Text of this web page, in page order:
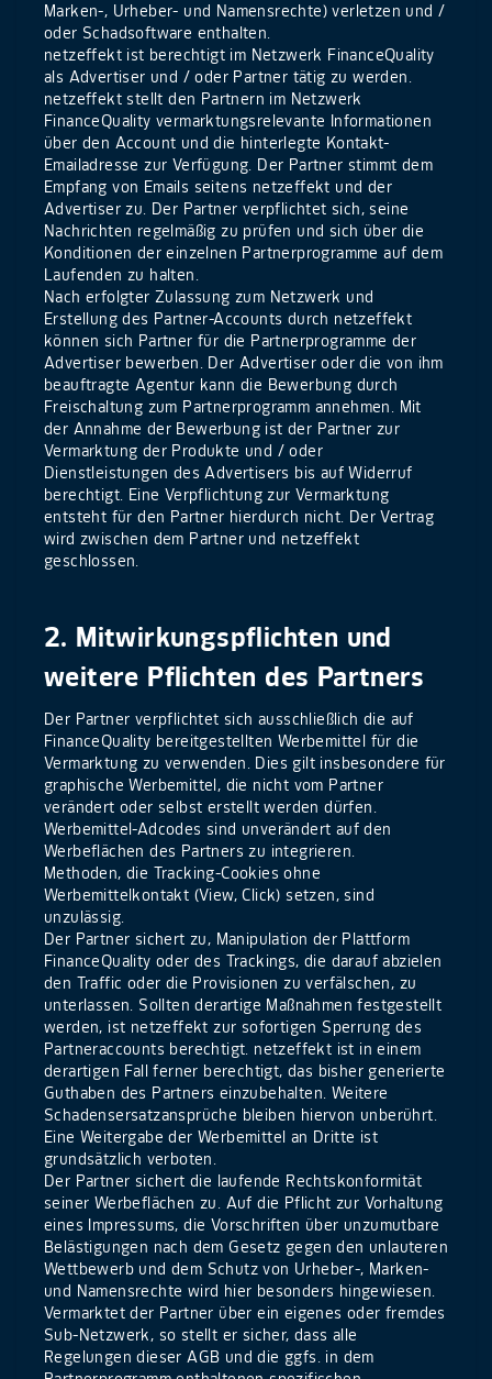
Marken-, Urheber- und Namensrechte) verletzen und /
oder Schadsoftware enthalten.
netzeffekt ist berechtigt im Netzwerk FinanceQuality
als Advertiser und / oder Partner tätig zu werden.
netzeffekt stellt den Partnern im Netzwerk
FinanceQuality vermarktungsrelevante Informationen
über den Account und die hinterlegte Kontakt-
Emailadresse zur Verfügung. Der Partner stimmt dem
Empfang von Emails seitens netzeffekt und der
Advertiser zu. Der Partner verpflichtet sich, seine
Nachrichten regelmäßig zu prüfen und sich über die
Konditionen der einzelnen Partnerprogramme auf dem
Laufenden zu halten.
Nach erfolgter Zulassung zum Netzwerk und
Erstellung des Partner-Accounts durch netzeffekt
können sich Partner für die Partnerprogramme der
Advertiser bewerben. Der Advertiser oder die von ihm
beauftragte Agentur kann die Bewerbung durch
Freischaltung zum Partnerprogramm annehmen. Mit
der Annahme der Bewerbung ist der Partner zur
Vermarktung der Produkte und / oder
Dienstleistungen des Advertisers bis auf Widerruf
berechtigt. Eine Verpflichtung zur Vermarktung
entsteht für den Partner hierdurch nicht. Der Vertrag
wird zwischen dem Partner und netzeffekt
geschlossen.
2. Mitwirkungspflichten und
weitere Pflichten des Partners
Der Partner verpflichtet sich ausschließlich die auf
FinanceQuality bereitgestellten Werbemittel für die
Vermarktung zu verwenden. Dies gilt insbesondere für
graphische Werbemittel, die nicht vom Partner
verändert oder selbst erstellt werden dürfen.
Werbemittel-Adcodes sind unverändert auf den
Werbeflächen des Partners zu integrieren.
Methoden, die Tracking-Cookies ohne
Werbemittelkontakt (View, Click) setzen, sind
unzulässig.
Der Partner sichert zu, Manipulation der Plattform
FinanceQuality oder des Trackings, die darauf abzielen
den Traffic oder die Provisionen zu verfälschen, zu
unterlassen. Sollten derartige Maßnahmen festgestellt
werden, ist netzeffekt zur sofortigen Sperrung des
Partneraccounts berechtigt. netzeffekt ist in einem
derartigen Fall ferner berechtigt, das bisher generierte
Guthaben des Partners einzubehalten. Weitere
Schadensersatzansprüche bleiben hiervon unberührt.
Eine Weitergabe der Werbemittel an Dritte ist
grundsätzlich verboten.
Der Partner sichert die laufende Rechtskonformität
seiner Werbeflächen zu. Auf die Pflicht zur Vorhaltung
eines Impressums, die Vorschriften über unzumutbare
Belästigungen nach dem Gesetz gegen den unlauteren
Wettbewerb und dem Schutz von Urheber-, Marken-
und Namensrechte wird hier besonders hingewiesen.
Vermarktet der Partner über ein eigenes oder fremdes
Sub-Netzwerk, so stellt er sicher, dass alle
Regelungen dieser AGB und die ggfs. in dem